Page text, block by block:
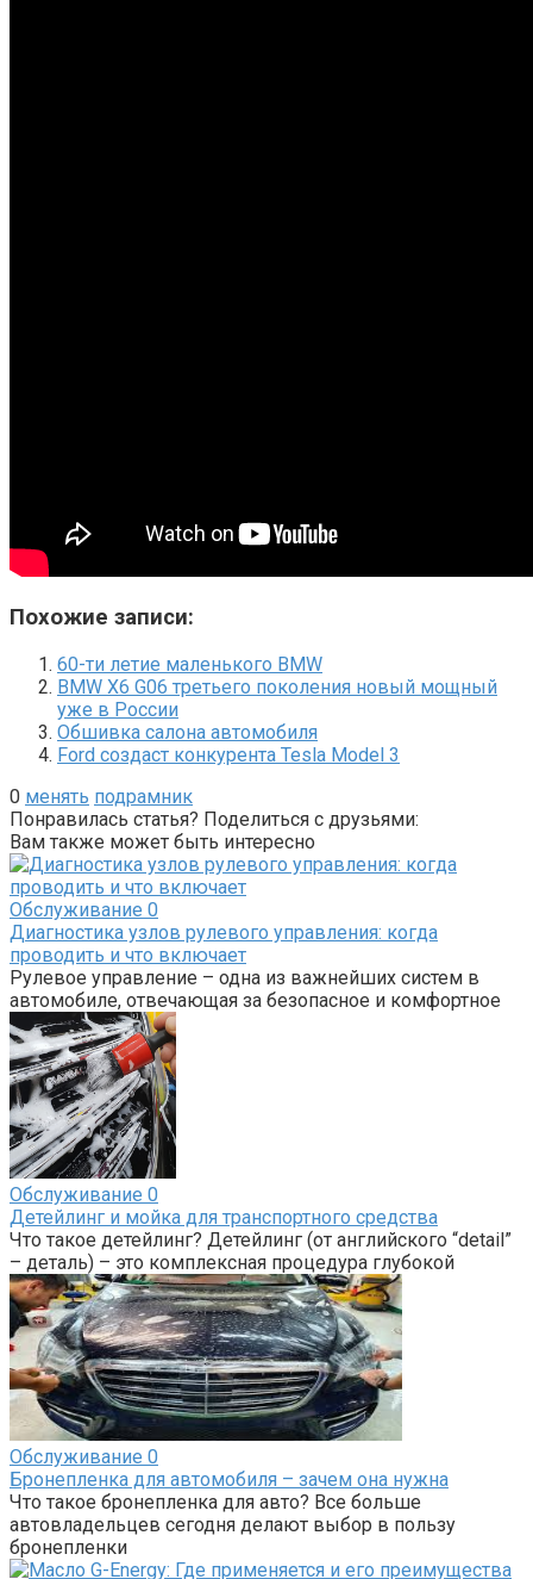
Похожие записи:
60-ти летие маленького BMW
BMW X6 G06 третьего поколения новый мощный
уже в России
Обшивка салона автомобиля
Ford создаст конкурента Tesla Model 3
0 менять подрамник
Понравилась статья? Поделиться с друзьями:
Вам также может быть интересно
Обслуживание 0
Диагностика узлов рулевого управления: когда
проводить и что включает
Рулевое управление – одна из важнейших систем в
автомобиле, отвечающая за безопасное и комфортное
Обслуживание 0
Детейлинг и мойка для транспортного средства
Что такое детейлинг? Детейлинг (от английского “detail”
– деталь) – это комплексная процедура глубокой
Обслуживание 0
Бронепленка для автомобиля – зачем она нужна
Что такое бронепленка для авто? Все больше
автовладельцев сегодня делают выбор в пользу
бронепленки